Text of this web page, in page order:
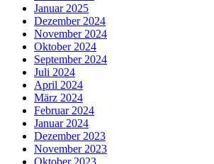
Januar 2025
Dezember 2024
November 2024
Oktober 2024
September 2024
Juli 2024
April 2024
März 2024
Februar 2024
Januar 2024
Dezember 2023
November 2023